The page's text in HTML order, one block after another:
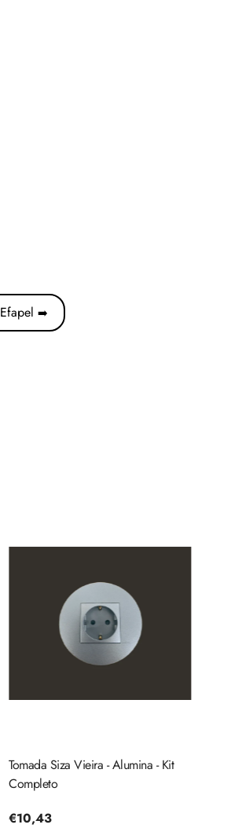
Efapel ➡️
Tomada Siza Vieira - Alumina - Kit
Completo
Preço
€10,43